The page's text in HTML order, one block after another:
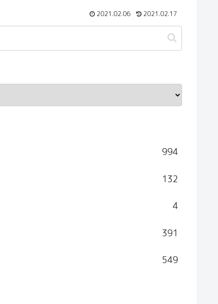
2021.02.06 2021.02.17
994
132
4
391
549